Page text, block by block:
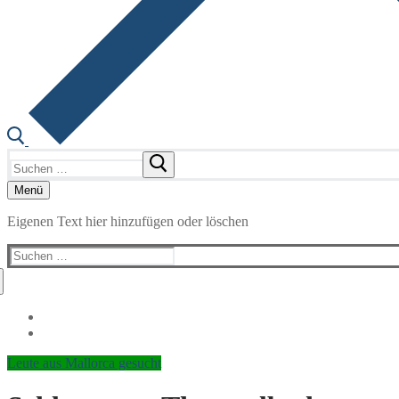
nach:
Menü
Eigenen Text hier hinzufügen oder löschen
Suchen
nach:
Leute aus Mallorca gesucht